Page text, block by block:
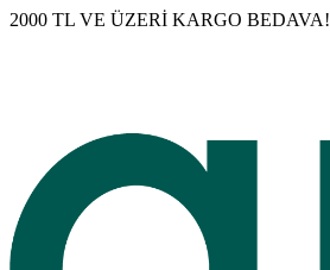
2000 TL VE ÜZERİ KARGO BEDAVA!